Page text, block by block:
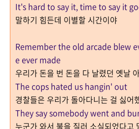
It's hard to say it, time to say it
말하기 힘든데 이별할 시간이야
Remember the old arcade blew
e ever made
우리가 돈을 번 돈을 다 날렸던 옛날
The cops hated us hangin' out
경찰들은 우리가 돌아다니는 걸 싫어
They say somebody went and
누군가 와서 불을 질러 소실되었다고